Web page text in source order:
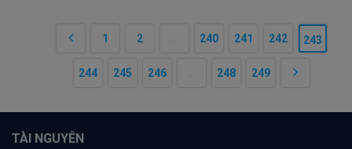
1 2 240 241 242 243
244 245 246 248 249
TÀI NGUYÊN